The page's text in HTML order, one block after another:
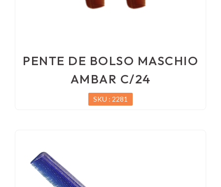
PENTE DE BOLSO MASCHIO
AMBAR C/24
SKU : 2281